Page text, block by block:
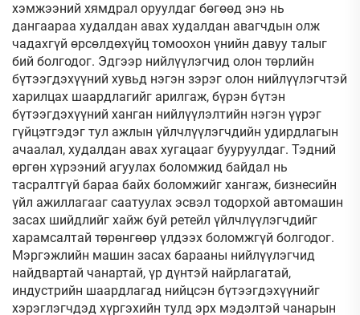
хэмжээний хямдрал оруулдаг бөгөөд энэ нь
дангаараа худалдан авах худалдан авагчдын олж
чадахгүй өрсөлдөхүйц томоохон үнийн давуу талыг
бий болгодог. Эдгээр нийлүүлэгчид олон төрлийн
бүтээгдэхүүний хувьд нэгэн зэрэг олон нийлүүлэгчтэй
харилцах шаардлагийг арилгаж, бүрэн бүтэн
бүтээгдэхүүний ханган нийлүүлэлтийн нэгэн үүрэг
гүйцэтгэдэг тул ажлын үйлчлүүлэгчдийн удирдлагын
ачаалал, худалдан авах хугацааг бууруулдаг. Тэдний
өргөн хүрээний агуулах боломжид байдал нь
тасралтгүй бараа байх боломжийг хангаж, бизнесийн
үйл ажиллагааг саатуулах эсвэл тодорхой автомашин
засах шийдлийг хайж буй ретейл үйлчлүүлэгчдийг
харамсалтай төрөнгөөр үлдээх боломжгүй болгодог.
Мэргэжлийн машин засах барааны нийлүүлэгчид
найдвартай чанартай, үр дүнтэй найрлагатай,
индустрийн шаардлагад нийцсэн бүтээгдэхүүнийг
хэрэглэгчдэд хүргэхийн тулд эрх мэдэлтэй чанарын